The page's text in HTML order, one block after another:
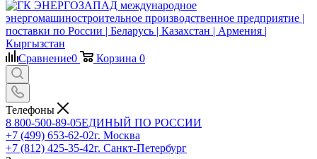
Сравнение0 Корзина 0
Телефоны
8 800-500-89-05ЕДИНЫЙ ПО РОССИИ
+7 (499) 653-62-02г. Москва
+7 (812) 425-35-42г. Санкт-Петербург